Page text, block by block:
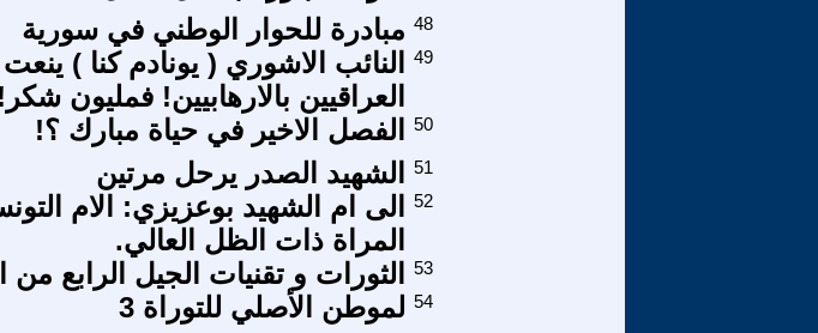
مبادرة للحوار الوطني في سورية 48
النائب الاشوري ( يونادم كنا )
العراقيين بالارهابيين! فمليون
49
الفصل الاخير في حياة مبارك ؟! 50
الشهيد الصدر يرحل مرتين
51
الى ام الشهيد بوعزيزي: الام
المراة ذات الظل العالي.
52
الثورات و تقنيات الجيل الرابع
53
لموطن الأصلي للتوراة 3 54